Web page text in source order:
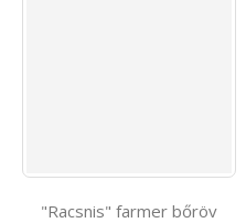
"Racsnis" farmer bőröv